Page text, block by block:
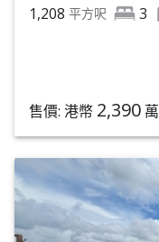
1,208 平方呎 3
售價: 港幣 2,390 萬